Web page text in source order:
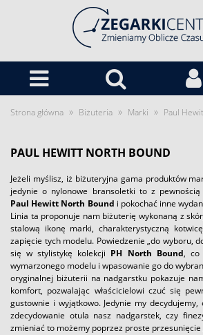
Strona główna » Biżuteria » Marki » Paul
PAUL HEWITT NORTH BOUND
Jeżeli myślisz, iż biżuteryjna gama produktów
jedynie o nylonowe bransoletki to z
Paul Hewitt North Bound i pokochać inne
Linia ta proponuje nam biżuterię wykonaną z
stalową ikonę marki, charakterystyczną
zapięcie tych modelu. Powiedzenie „do wyboru,
się w stylistykę kolekcji PH North Bound, co
wymarzonego modelu i wpasowanie go do
oryginalnej biżuterii na nadgarstku pokazuje
komfort, pozwalając właścicielowi czuć się
gustownie i wyjątkowo. Jedynie my
zdecydowanie otula nasz nadgarstek, czy
zmieniać to możemy poprzez proste przesunięcie